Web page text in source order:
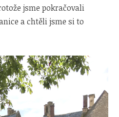
jsme pokračovali
a chtěli jsme si to